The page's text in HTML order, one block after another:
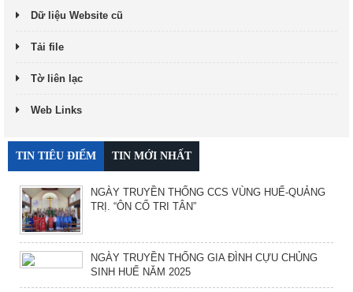
Dữ liệu Website cũ
Tải file
Tờ liên lạc
Web Links
TIN TIÊU ĐIỂM TIN MỚI NHẤT
NGÀY TRUYỀN THỐNG CCS VÙNG HUẾ-QUẢNG
TRỊ. “ÔN CỐ TRI TÂN”
NGÀY TRUYỀN THỐNG GIA ĐÌNH CỰU CHỦNG
SINH HUẾ NĂM 2025